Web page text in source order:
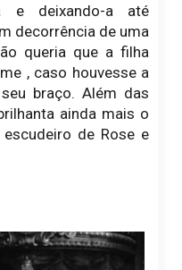
e deixando-a até
decorrência de uma
queria que a filha
, caso houvesse a
braço. Além das
ainda mais o
de Rose e